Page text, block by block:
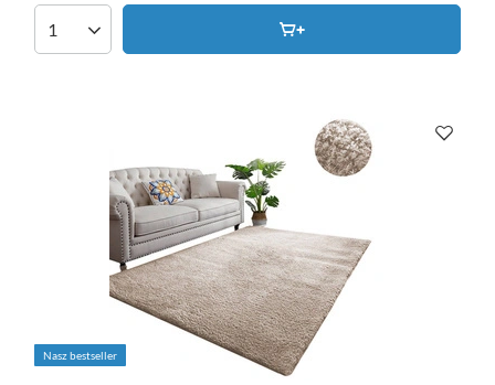
Nasz bestseller